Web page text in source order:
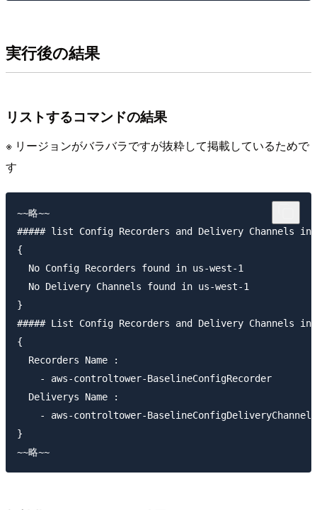
実行後の結果
リストするコマンドの結果
※ リージョンがバラバラですが抜粋して掲載しているためで
す
~~略~~
##### list Config Recorders and Delivery Channels in
{
  No Config Recorders found in us-west-1
  No Delivery Channels found in us-west-1
}
##### List Config Recorders and Delivery Channels in
{
  Recorders Name :
    - aws-controltower-BaselineConfigRecorder
  Deliverys Name :
    - aws-controltower-BaselineConfigDeliveryChannel
}